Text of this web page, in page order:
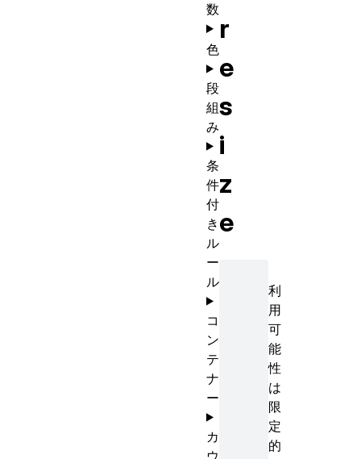
r
e
s
i
z
e
利
用
可
能
性
は
限
定
的
数
色
段
組
み
条
件
付
き
ル
ー
ル
コ
ン
テ
ナ
ー
カ
ウ